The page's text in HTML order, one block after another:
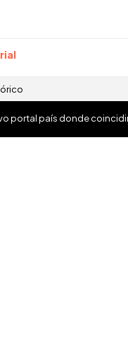
portal país donde